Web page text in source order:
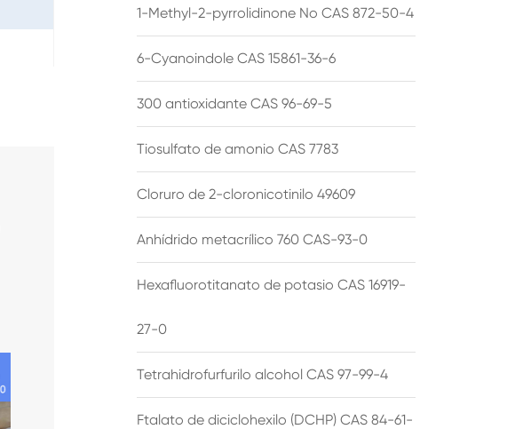
1-Methyl-2-pyrrolidinone No CAS 872-50-4
6-Cyanoindole CAS 15861-36-6
300 antioxidante CAS 96-69-5
Tiosulfato de amonio CAS 7783
Cloruro de 2-cloronicotinilo 49609
Anhídrido metacrílico 760 CAS-93-0
Hexafluorotitanato de potasio CAS 16919-
27-0
Tetrahidrofurfurilo alcohol CAS 97-99-4
Ftalato de diciclohexilo (DCHP) CAS 84-61-